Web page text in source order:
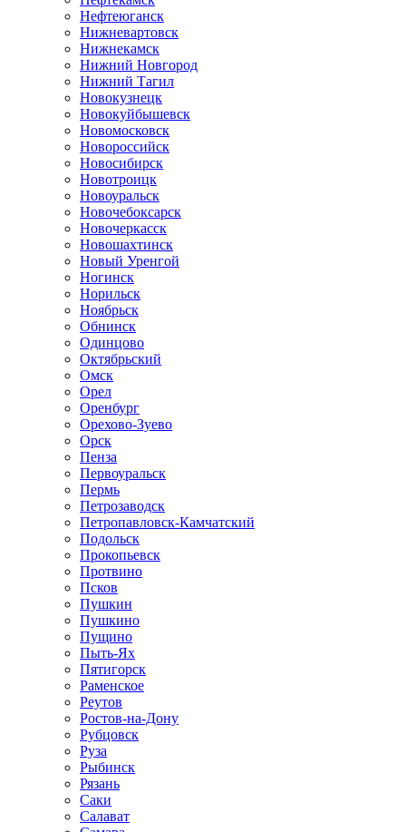
Нефтеюганск
Нижневартовск
Нижнекамск
Нижний Новгород
Нижний Тагил
Новокузнецк
Новокуйбышевск
Новомосковск
Новороссийск
Новосибирск
Новотроицк
Новоуральск
Новочебоксарск
Новочеркасск
Новошахтинск
Новый Уренгой
Ногинск
Норильск
Ноябрьск
Обнинск
Одинцово
Октябрьский
Омск
Орел
Оренбург
Орехово-Зуево
Орск
Пенза
Первоуральск
Пермь
Петрозаводск
Петропавловск-Камчатский
Подольск
Прокопьевск
Протвино
Псков
Пушкин
Пушкино
Пущино
Пыть-Ях
Пятигорск
Раменское
Реутов
Ростов-на-Дону
Рубцовск
Руза
Рыбинск
Рязань
Саки
Салават